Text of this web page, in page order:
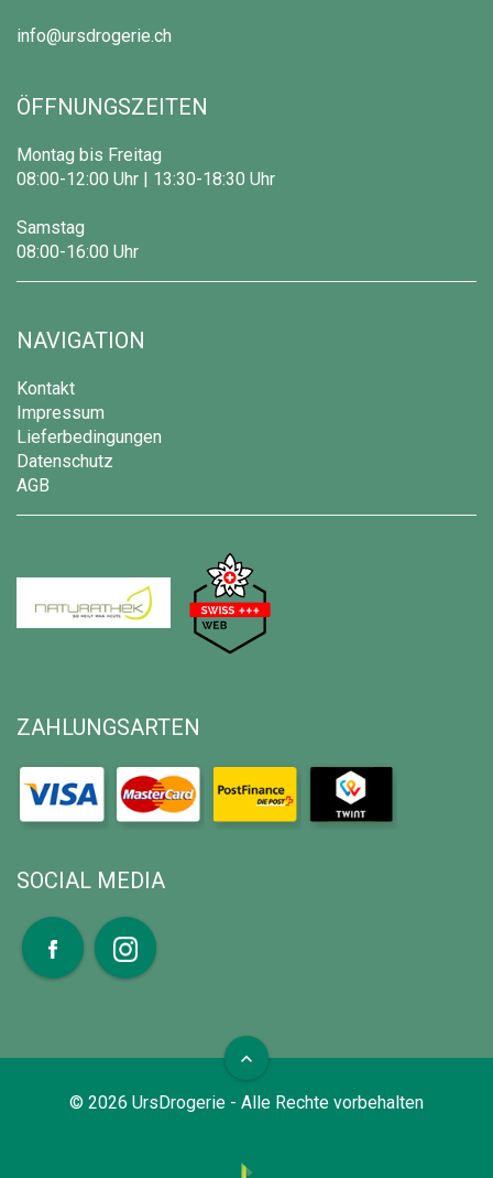
info@ursdrogerie.ch
ÖFFNUNGSZEITEN
Montag bis Freitag
08:00-12:00 Uhr | 13:30-18:30 Uhr
Samstag
08:00-16:00 Uhr
NAVIGATION
Kontakt
Impressum
Lieferbedingungen
Datenschutz
AGB
ZAHLUNGSARTEN
SOCIAL MEDIA
© 2026 UrsDrogerie - Alle Rechte vorbehalten
expand_less